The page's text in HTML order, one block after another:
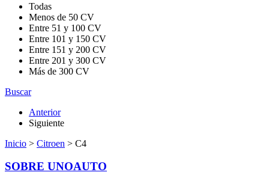
Todas
Menos de 50 CV
Entre 51 y 100 CV
Entre 101 y 150 CV
Entre 151 y 200 CV
Entre 201 y 300 CV
Más de 300 CV
Buscar
Anterior
Siguiente
Inicio > Citroen > C4
SOBRE UNOAUTO